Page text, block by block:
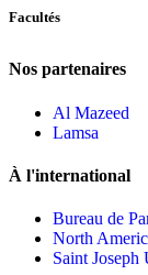
Facultés
Nos partenaires
Al Mazeed
Lamsa
À l'international
Bureau de
North
Saint